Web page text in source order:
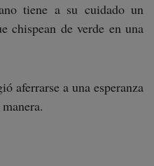
tiene a su cuidado un
chispean de verde en una
aferrarse a una esperanza